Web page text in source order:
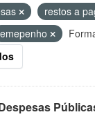
restos a
emepenho